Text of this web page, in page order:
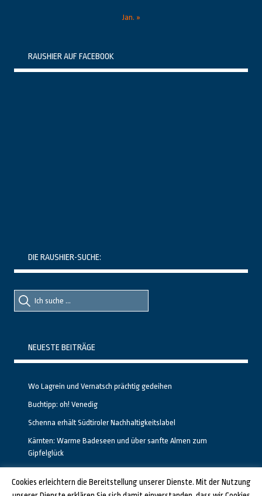
Jan. »
RAUSHIER AUF FACEBOOK
DIE RAUSHIER-SUCHE:
Suche
nach::
Suche
nach:
NEUESTE BEITRÄGE
Wo Lagrein und Vernatsch prächtig gedeihen
Buchtipp: oh! Venedig
Schenna erhält Südtiroler Nachhaltigkeitslabel
Kärnten: Warme Badeseen und über sanfte Almen zum
Gipfelglück
Cookies erleichtern die Bereitstellung unserer Dienste. Mit der Nutzung